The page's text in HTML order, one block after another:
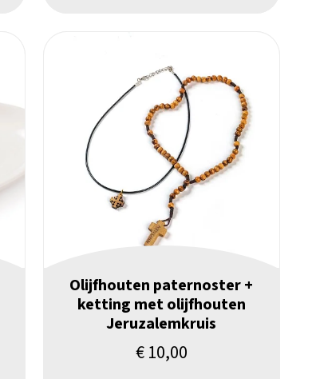
Olijfhouten paternoster +
ketting met olijfhouten
Jeruzalemkruis
€10,00